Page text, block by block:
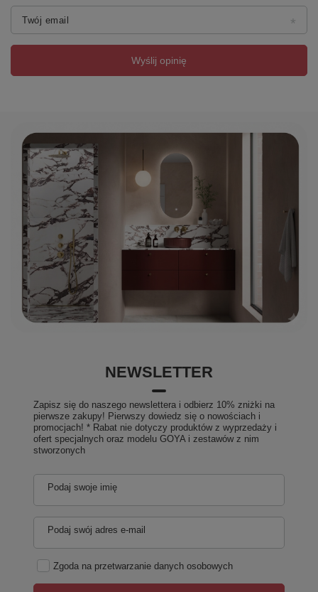
Twój email
Wyślij opinię
NEWSLETTER
Zapisz się do naszego newslettera i odbierz 10% zniżki na
pierwsze zakupy! Pierwszy dowiedz się o nowościach i
promocjach! * Rabat nie dotyczy produktów z wyprzedaży i
ofert specjalnych oraz modelu GOYA i zestawów z nim
stworzonych
Podaj swoje imię
Podaj swój adres e-mail
Zgoda na przetwarzanie danych osobowych